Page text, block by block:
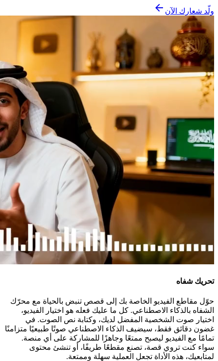
ولّد شعارك الآن
تحريك شفاه
حوّل مقاطع الفيديو الخاصة بك إلى قصص تنبض بالحياة مع محرّك
الشفاه بالذكاء الاصطناعي. كل ما عليك فعله هو اختيار الفيديو،
اختيار صوت الشخصية المفضل لديك، وكتابة نص الصوت. في
غضون دقائق فقط، سيضيف الذكاء الاصطناعي صوتًا طبيعيًا متزامنًا
تمامًا مع الفيديو ليصبح ممتعًا وجاهزًا للمشاركة على أي منصة.
سواء كنت تروي قصة، تصنع مقطعًا طريفًا، أو تنشئ محتوى
لمتابعيك، هذه الأداة تجعل العملية سهلة وممتعة.